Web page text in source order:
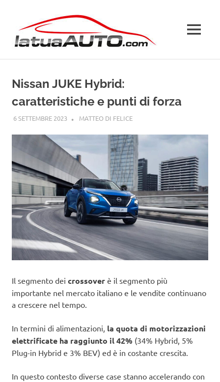
contenuto
MENU
Nissan JUKE Hybrid:
caratteristiche e punti di forza
6 SETTEMBRE 2023 MATTEO DI FELICENISSAN
Il segmento dei crossover è il segmento più
importante nel mercato italiano e le vendite continuano
a crescere nel tempo.
In termini di alimentazioni, la quota di motorizzazioni
elettrificate ha raggiunto il 42% (34% Hybrid, 5%
Plug-in Hybrid e 3% BEV) ed è in costante crescita.
In questo contesto diverse case stanno accelerando con